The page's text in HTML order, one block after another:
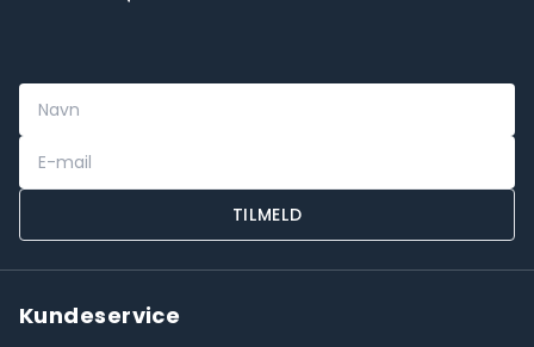
TILMELD
Kundeservice